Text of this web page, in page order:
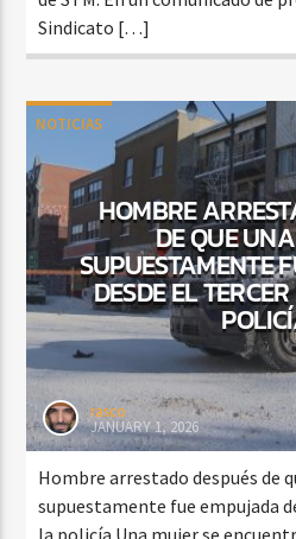
Sindicato […]
NOTICIAS
HOMBRE
DE QUE
SUPUESTAMENTE
DESDE EL
rasco
JANUARY 1, 2026
Hombre arrestado después de
supuestamente fue empujada
la policía Una mujer se